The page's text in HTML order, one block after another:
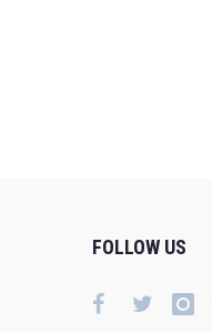
FOLLOW US